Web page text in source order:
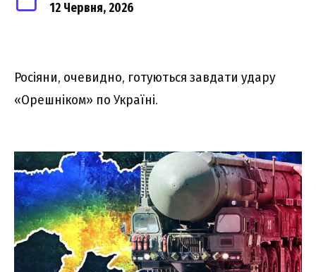
12 Червня, 2026
Росіяни, очевидно, готуються завдати удару
«Орешніком» по Україні.